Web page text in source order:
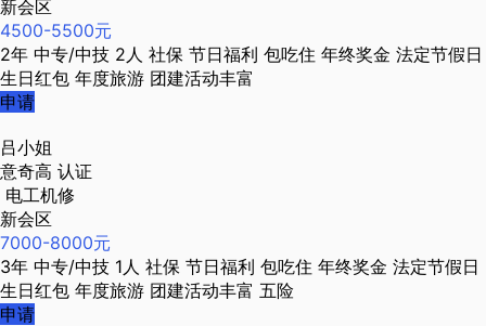
新会区
4500-5500元
2年 中专/中技 2人 社保 节日福利 包吃住 年终奖金 法定节假日
生日红包 年度旅游 团建活动丰富
申请
吕小姐
意奇高 认证
电工机修
新会区
7000-8000元
3年 中专/中技 1人 社保 节日福利 包吃住 年终奖金 法定节假日
生日红包 年度旅游 团建活动丰富 五险
申请